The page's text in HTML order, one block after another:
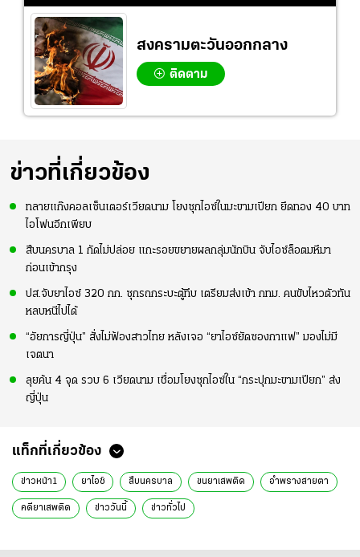
สงครามตะวันออกกลาง
ติดตาม
ข่าวที่เกี่ยวข้อง
ทลายแก๊งคอลเซ็นเตอร์เวียดนาม โยงซุกไอซ์ในมะขามเปียก ยึดทอง 40 บาท
ไอโฟนอีกเพียบ
สืบนครบาล 1 กัดไม่ปล่อย แกะรอยขยายผลกลุ่มนักบิน จับไอซ์ล็อตมหึมา
ก่อนเข้ากรุง
ปส.จับยาไอซ์ 320 กก. ซุกรถกระบะตู้ทึบ เตรียมส่งเข้า กทม. คนขับไหวตัวทัน
หลบหนีไปได้
“อัยการญี่ปุ่น” สั่งไม่ฟ้องสาวไทย หลังเจอ “ยาไอซ์ยัดซองกาแฟ” มองไม่มี
เจตนา
ลุยค้น 4 จุด รวบ 6 เวียดนาม เชื่อมโยงซุกไอซ์ใน “กระปุกมะขามเปียก” ส่ง
ญี่ปุ่น
แท็กที่เกี่ยวข้อง
ข่าวหน้า1 ยาไอซ์ สืบนครบาล ขนยาเสพติด อำพรางสายตา
คดียาเสพติด ข่าววันนี้ ข่าวทั่วไป